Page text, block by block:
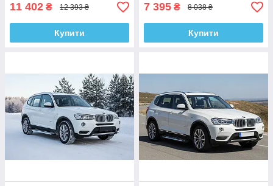
11 402 ₴ 12 393 ₴
Купити
7 395 ₴ 8 038 ₴
Купити